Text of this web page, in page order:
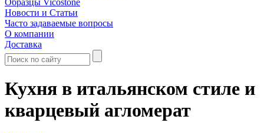
Образцы Vicostone
Новости и Статьи
Часто задаваемые вопросы
О компании
Доставка
Кухня в итальянском стиле и
кварцевый агломерат